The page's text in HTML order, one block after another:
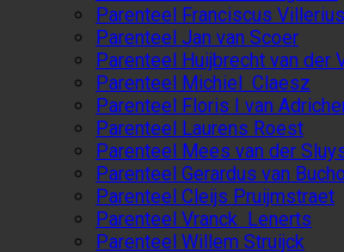
Parenteel Franciscus Villerius
Parenteel Jan van Scoer
Parenteel Huijbrecht van der
Parenteel Michiel Claesz
Parenteel Floris I van
Parenteel Laurens Roest
Parenteel Mees van der
Parenteel Gerardus van
Parenteel Cleijs Pruijmstraet
Parenteel Vranck Lenerts
Parenteel Willem Struijck